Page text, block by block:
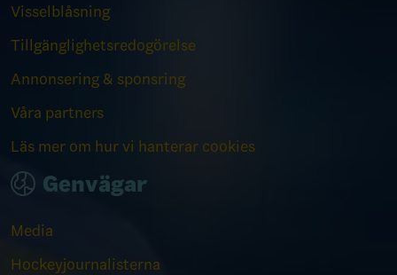
Visselblåsning
Tillgänglighetsredogörelse
Annonsering & sponsring
Våra partners
Läs mer om hur vi hanterar cookies
Genvägar
Media
Hockeyjournalisterna